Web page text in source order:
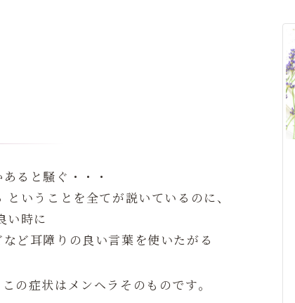
ると騒ぐ・・・
いうことを全てが説いているのに、
い時に
ど耳障りの良い言葉を使いたがる
の症状はメンヘラそのものです。